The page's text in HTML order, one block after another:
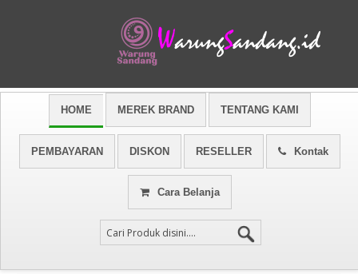
HOME MEREK BRAND TENTANG KAMI
PEMBAYARAN DISKON RESELLER Kontak
Cara Belanja